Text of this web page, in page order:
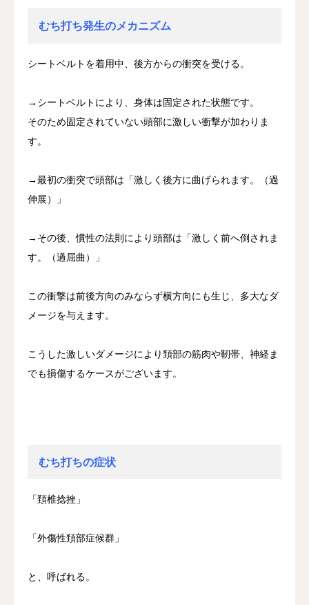
むち打ち発生のメカニズム
シートベルトを着用中、後方からの衝突を受ける。
→シートベルトにより、身体は固定された状態です。
そのため固定されていない頭部に激しい衝撃が加わりま
す。
→最初の衝突で頭部は「激しく後方に曲げられます。（過
伸展）」
→その後、慣性の法則により頭部は「激しく前へ倒されま
す。（過屈曲）」
この衝撃は前後方向のみならず横方向にも生じ、多大なダ
メージを与えます。
こうした激しいダメージにより頚部の筋肉や靭帯、神経ま
でも損傷するケースがございます。
むち打ちの症状
「頚椎捻挫」
「外傷性頚部症候群」
と、呼ばれる。